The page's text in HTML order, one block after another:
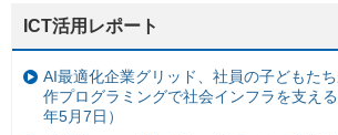
ICT活用レポート
AI最適化企業グリッド、社員の子どもた
作プログラミングで社会インフラを支え
年5月7日）